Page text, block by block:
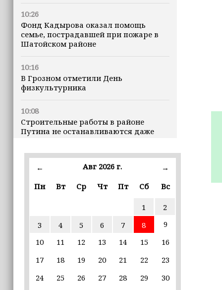
10:26
Фонд Кадырова оказал помощь
семье, пострадавшей при пожаре в
Шатойском районе
10:16
В Грозном отметили День
физкультурника
10:08
Строительные работы в районе
Путина не останавливаются даже
марта
В пяти школах столицы обновляют
инфраструктуру по госпрограмме
Силы ПВО сбили 75 БПЛА над
сутки
← Авг 2026 г.
→
Пн
Вт Ср Чт Пт Сб Вс
1
2
3
4 5 6 7 8
9
10
11 12 13 14 15
16
17
18 19 20 21 22
23
24
25 26 27 28 29
30